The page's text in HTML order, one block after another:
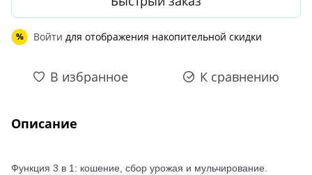
% Войти для отображения накопительной скидки
В избранное К сравнению
Описание
Функция 3 в 1: кошение, сбор урожая и мульчирование.